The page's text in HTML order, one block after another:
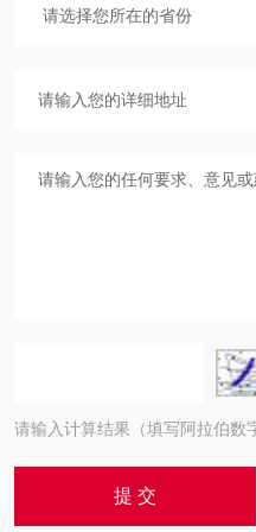
请输入计算结果（填写阿拉伯数